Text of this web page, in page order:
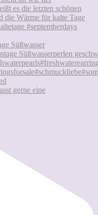
Süßwasser
gerne eine